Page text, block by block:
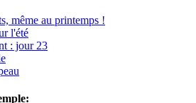
même au printemps !
l'été
: jour 23